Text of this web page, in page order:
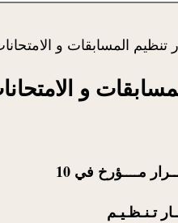
المسابقات و
و